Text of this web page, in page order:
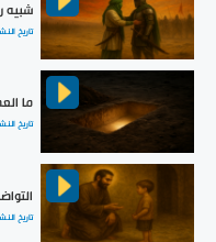
شبيه
تاريخ
ما
تاريخ
تاريخ